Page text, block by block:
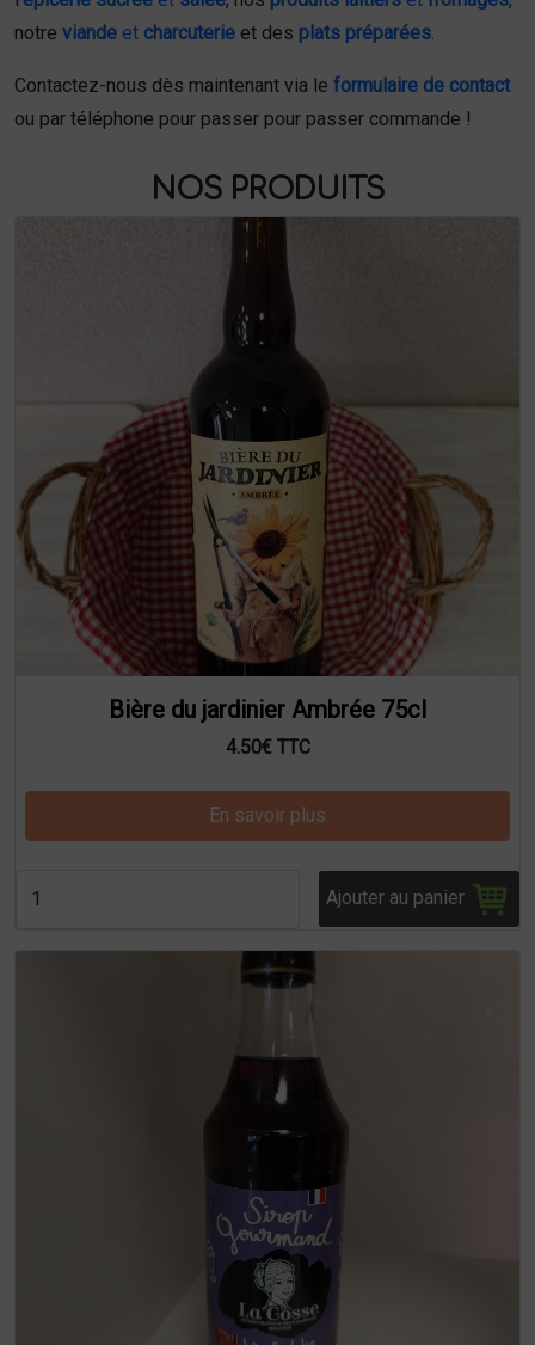
notre viande et charcuterie et des plats préparées
Contactez-nous dès maintenant via le formulaire de contact
ou par téléphone pour passer pour passer commande !
NOS PRODUITS
Bière du jardinier Ambrée 75cl
4.50€ TTC
En savoir plus
Ajouter au panier